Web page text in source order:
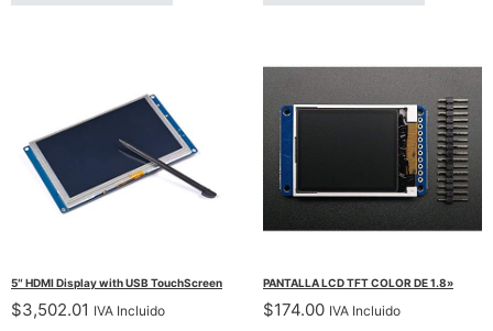
5″ HDMI Display with USB TouchScreen
$3,502.01 IVA Incluido
PANTALLA LCD TFT COLOR DE 1.8»
$174.00 IVA Incluido